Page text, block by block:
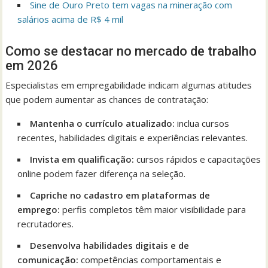
Sine de Ouro Preto tem vagas na mineração com
salários acima de R$ 4 mil
Como se destacar no mercado de trabalho
em 2026
Especialistas em empregabilidade indicam algumas atitudes
que podem aumentar as chances de contratação:
Mantenha o currículo atualizado: inclua cursos
recentes, habilidades digitais e experiências relevantes.
Invista em qualificação: cursos rápidos e capacitações
online podem fazer diferença na seleção.
Capriche no cadastro em plataformas de
emprego: perfis completos têm maior visibilidade para
recrutadores.
Desenvolva habilidades digitais e de
comunicação: competências comportamentais e